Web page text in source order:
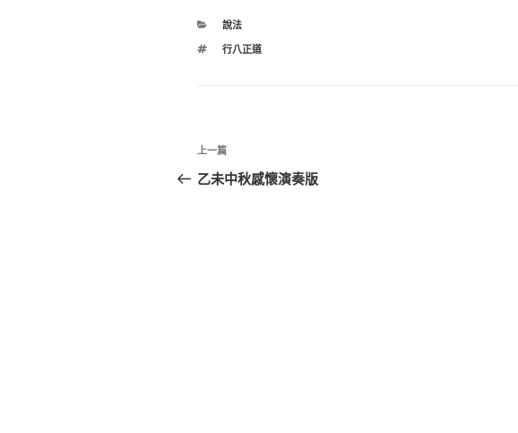
分
說法
標
行八正道
文
章
上
一
上一篇
乙未中秋感懷演奏版